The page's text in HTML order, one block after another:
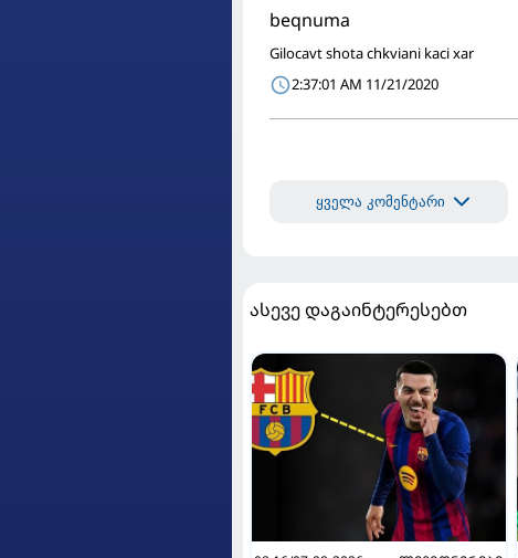
beqnuma
Gilocavt shota chkviani kaci xar
2:37:01 AM 11/21/2020
ყველა კომენტარი
ასევე დაგაინტერესებთ